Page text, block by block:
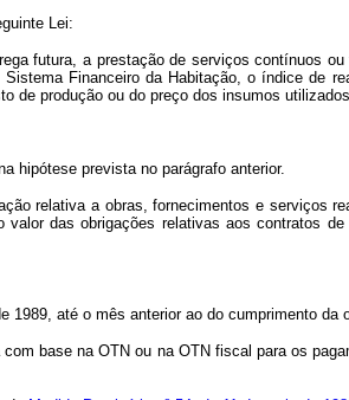
Lei:
futura, a prestação de serviços contínuos
Financeiro da Habitação, o índice de
de produção ou do preço dos insumos
hipótese prevista no parágrafo anterior.
relativa a obras, fornecimentos e serviços
valor das obrigações relativas aos contratos
1989, até o mês anterior ao do cumprimento da
base na OTN ou na OTN fiscal para os